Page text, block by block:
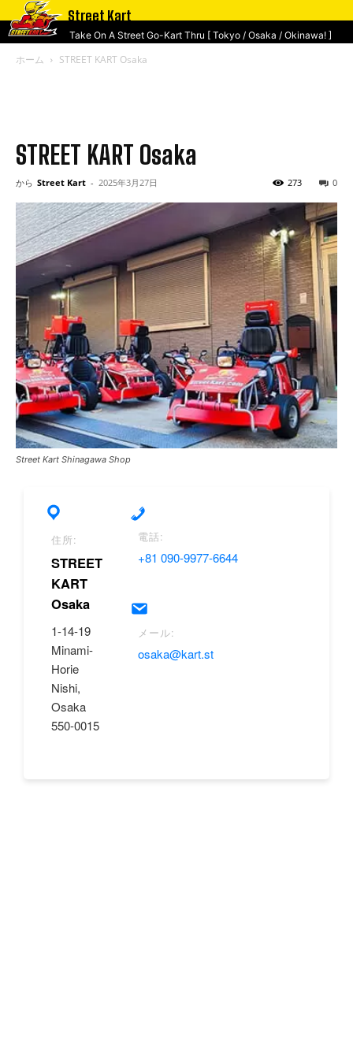
Street Kart
Take On A Street Go-Kart Thru [ Tokyo / Osaka / Okinawa! ]
ホーム STREET KART Osaka
STREET KART Osaka
から Street Kart - 2025年3月27日 0
273
Street Kart Shinagawa Shop
住所:
STREET
KART
Osaka
1-14-19
Minami-
Horie
Nishi,
Osaka
550-0015
電話:
+81 090-9977-6644
メール:
osaka@kart.st